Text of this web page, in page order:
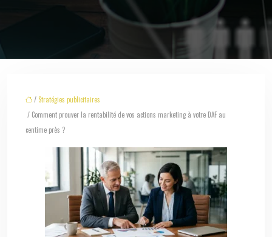
/ Stratégies publicitaires
/ Comment prouver la rentabilité de vos actions marketing à votre DAF au
centime près ?